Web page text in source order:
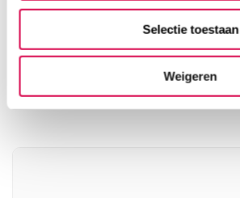
Selectie toestaan
Weigeren
Vaak gekocht in combinatie